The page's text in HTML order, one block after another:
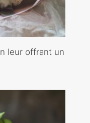
leur offrant un